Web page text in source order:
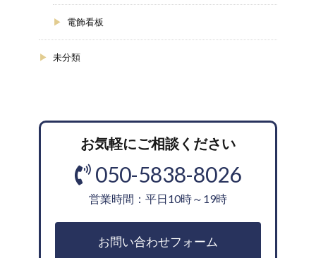
電飾看板
未分類
お気軽にご相談ください
050-5838-8026
営業時間：平日10時～19時
お問い合わせフォーム